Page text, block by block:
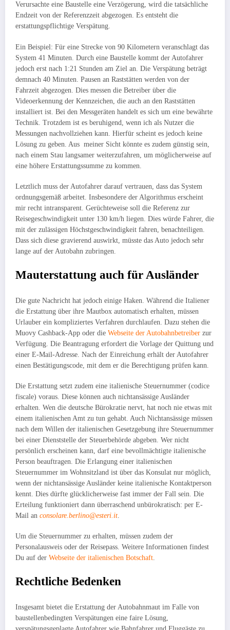
Verursachte eine Baustelle eine Verzögerung, wird die tatsächliche
Endzeit von der Referenzzeit abgezogen. Es entsteht die
erstattungspflichtige Verspätung.
Ein Beispiel: Für eine Strecke von 90 Kilometern veranschlagt das
System 41 Minuten. Durch eine Baustelle kommt der Autofahrer
jedoch erst nach 1:21 Stunden am Ziel an. Die Verspätung beträgt
demnach 40 Minuten. Pausen an Raststätten werden von der
Fahrzeit abgezogen. Dies messen die Betreiber über die
Videoerkennung der Kennzeichen, die auch an den Raststätten
installiert ist. Bei den Messgeräten handelt es sich um eine bewährte
Technik. Trotzdem ist es beruhigend, wenn ich als Nutzer die
Messungen nachvollziehen kann. Hierfür scheint es jedoch keine
Lösung zu geben. Aus meiner Sicht könnte es zudem günstig sein,
nach einem Stau langsamer weiterzufahren, um möglicherweise auf
eine höhere Erstattungssumme zu kommen.
Letztlich muss der Autofahrer darauf vertrauen, dass das System
ordnungsgemäß arbeitet. Insbesondere der Algorithmus erscheint
mir recht intransparent. Gerüchteweise soll die Referenz zur
Reisegeschwindigkeit unter 130 km/h liegen. Dies würde Fahrer, die
mit der zulässigen Höchstgeschwindigkeit fahren, benachteiligen.
Dass sich diese gravierend auswirkt, müsste das Auto jedoch sehr
lange auf der Autobahn zubringen.
Mauterstattung auch für Ausländer
Die gute Nachricht hat jedoch einige Haken. Während die Italiener
die Erstattung über ihre Mautbox automatisch erhalten, müssen
Urlauber ein kompliziertes Verfahren durchlaufen. Dazu stehen die
Muovy Cashback-App oder die Webseite der Autobahnbetreiber zur
Verfügung. Die Beantragung erfordert die Vorlage der Quittung und
einer E-Mail-Adresse. Nach der Einreichung erhält der Autofahrer
einen Bestätigungscode, mit dem er die Berechtigung prüfen kann.
Die Erstattung setzt zudem eine italienische Steuernummer (codice
fiscale) voraus. Diese können auch nichtansässige Ausländer
erhalten. Wen die deutsche Bürokratie nervt, hat noch nie etwas mit
einem italienischen Amt zu tun gehabt. Auch Nichtansässige müssen
nach dem Willen der italienischen Gesetzgebung ihre Steuernummer
bei einer Dienststelle der Steuerbehörde abgeben. Wer nicht
persönlich erscheinen kann, darf eine bevollmächtigte italienische
Person beauftragen. Die Erlangung einer italienischen
Steuernummer im Wohnsitzland ist über das Konsulat nur möglich,
wenn der nichtansässige Ausländer keine italienische Kontaktperson
kennt. Dies dürfte glücklicherweise fast immer der Fall sein. Die
Erteilung funktioniert dann überraschend unbürokratisch: per E-
Mail an consolare.berlino@esteri.it
Um die Steuernummer zu erhalten, müssen zudem der
Personalausweis oder der Reisepass. Weitere Informationen findest
Du auf der Webseite der italienischen Botschaft
Rechtliche Bedenken
Insgesamt bietet die Erstattung der Autobahnmaut im Falle von
baustellenbedingten Verspätungen eine faire Lösung,